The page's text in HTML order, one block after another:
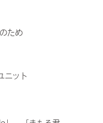
ため
ニット